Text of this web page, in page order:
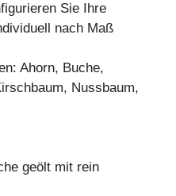
Sie Ihre
nach Maß
Ahorn, Buche,
Nussbaum,
geölt mit rein